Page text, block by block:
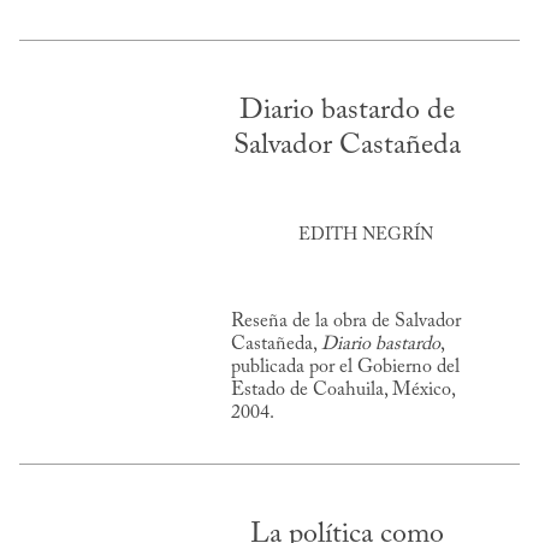
Diario bastardo de
Salvador Castañeda
EDITH NEGRÍN
Reseña de la obra de Salvador
Castañeda, Diario bastardo,
publicada por el Gobierno del
Estado de Coahuila, México,
2004.
La política como